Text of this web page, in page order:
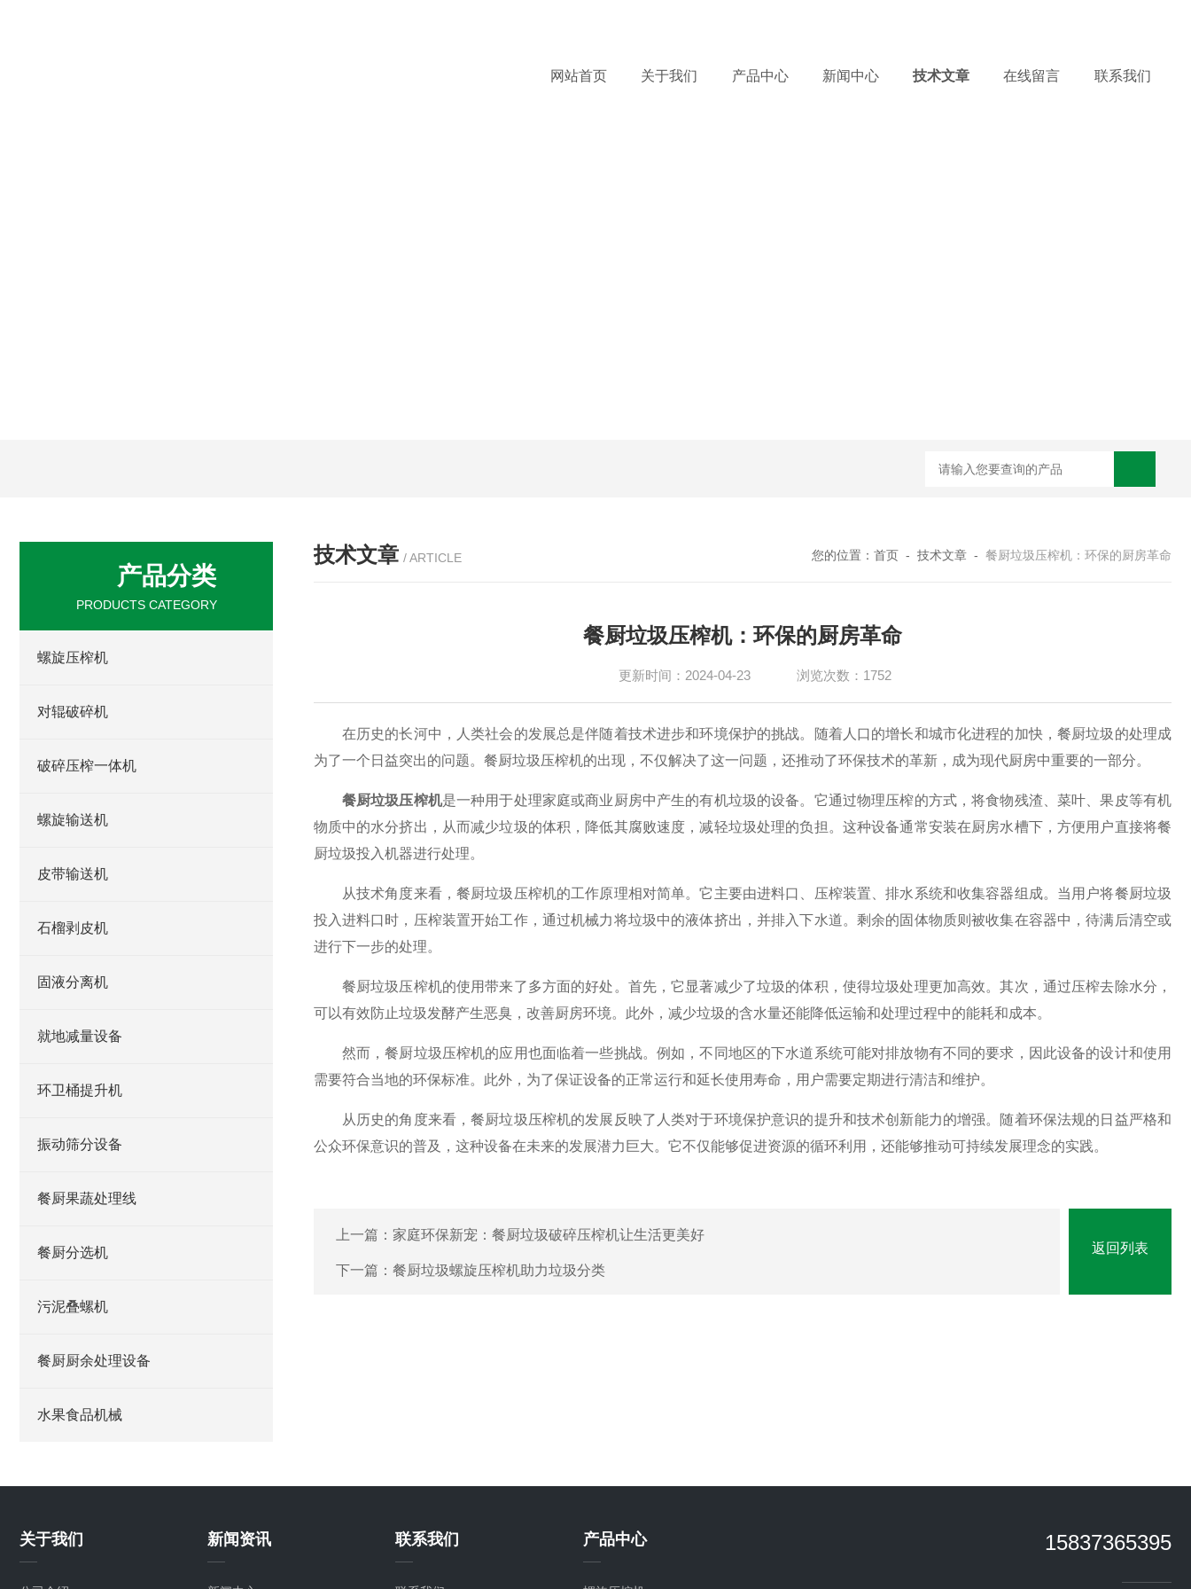
网站首页 关于我们 产品中心 新闻中心 技术文章 在线留言 联系我们
技术文章 / ARTICLE 您的位置： 首页 - 技术文章 - 餐厨垃圾压榨机：环保的厨房革命
餐厨垃圾压榨机：环保的厨房革命
更新时间：2024-04-23 浏览次数：1752
在历史的长河中，人类社会的发展总是伴随着技术进步和环境保护的挑战。随着人口的增长和城市化进程的加快，餐厨垃圾的处理成
为了一个日益突出的问题。餐厨垃圾压榨机的出现，不仅解决了这一问题，还推动了环保技术的革新，成为现代厨房中重要的一部分。
餐厨垃圾压榨机是一种用于处理家庭或商业厨房中产生的有机垃圾的设备。它通过物理压榨的方式，将食物残渣、菜叶、果皮等有机
物质中的水分挤出，从而减少垃圾的体积，降低其腐败速度，减轻垃圾处理的负担。这种设备通常安装在厨房水槽下，方便用户直接将餐
厨垃圾投入机器进行处理。
从技术角度来看，餐厨垃圾压榨机的工作原理相对简单。它主要由进料口、压榨装置、排水系统和收集容器组成。当用户将餐厨垃圾
投入进料口时，压榨装置开始工作，通过机械力将垃圾中的液体挤出，并排入下水道。剩余的固体物质则被收集在容器中，待满后清空或
进行下一步的处理。
餐厨垃圾压榨机的使用带来了多方面的好处。首先，它显著减少了垃圾的体积，使得垃圾处理更加高效。其次，通过压榨去除水分，
可以有效防止垃圾发酵产生恶臭，改善厨房环境。此外，减少垃圾的含水量还能降低运输和处理过程中的能耗和成本。
然而，餐厨垃圾压榨机的应用也面临着一些挑战。例如，不同地区的下水道系统可能对排放物有不同的要求，因此设备的设计和使用
需要符合当地的环保标准。此外，为了保证设备的正常运行和延长使用寿命，用户需要定期进行清洁和维护。
从历史的角度来看，餐厨垃圾压榨机的发展反映了人类对于环境保护意识的提升和技术创新能力的增强。随着环保法规的日益严格和
公众环保意识的普及，这种设备在未来的发展潜力巨大。它不仅能够促进资源的循环利用，还能够推动可持续发展理念的实践。
上一篇： 家庭环保新宠：餐厨垃圾破碎压榨机让生活更美好
下一篇： 餐厨垃圾螺旋压榨机助力垃圾分类
返回列表
产品分类
PRODUCTS CATEGORY
螺旋压榨机
对辊破碎机
破碎压榨一体机
螺旋输送机
皮带输送机
石榴剥皮机
固液分离机
就地减量设备
环卫桶提升机
振动筛分设备
餐厨果蔬处理线
餐厨分选机
污泥叠螺机
餐厨厨余处理设备
水果食品机械
关于我们 新闻资讯 联系我们 产品中心 15837365395